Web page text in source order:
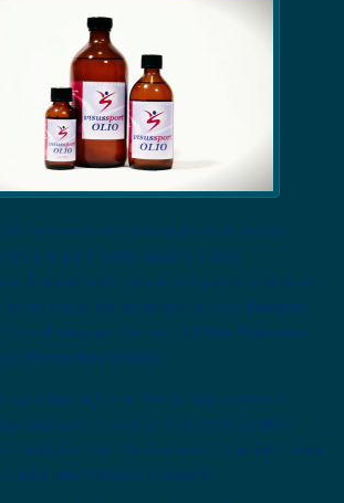
è stata preceduta da un periodo
il quale il nostro prodotto è stato
di allenamento, gara e post-prestazione di vari
seguiti dal preparatore atletico Massimo
Psico-Pedagogico formato dal Dott. Francesco
Marialetizia Veniace
positive degli atleti hanno fatto scattare, in
sugli sportivi, una serie di test di carattere
prestigiosi centri da riconosciuti specialisti della
della strumentistica d’indagine.